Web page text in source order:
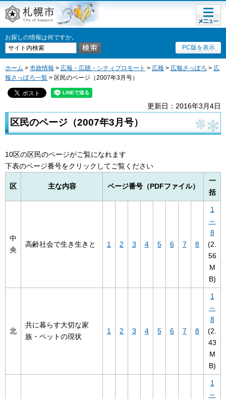
札幌市
お探しの情報は何ですか。
PC版を表示
メニュ
ー
ホーム > 市政情報 > 広報・広聴・シティプロモート > 広報 > 広報さっぽろ > 広
報さっぽろ一覧 > 区民のページ（2007年3月号）
更新日：2016年3月4日
区民のページ（2007年3月号）
10区の区民のページがご覧になれます
下表のページ番号をクリックしてご覧ください
区 主な内容 ページ番号（PDFファイル）
一
括
中
央
高齢社会で生き生きと 1 2 3 4 5 6 7 8
1
～
8
(2.
56
M
B)
北
共に暮らす大切な家
族・ペットの現状
1 2 3 4 5 6 7 8
1
～
8
(2.
43
M
B)
1
～